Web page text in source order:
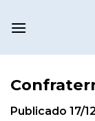
Publicado 17/